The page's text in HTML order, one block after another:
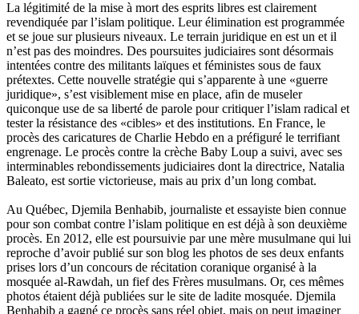
La légitimité de la mise à mort des esprits libres est clairement
revendiquée par l’islam politique. Leur élimination est programmée
et se joue sur plusieurs niveaux. Le terrain juridique en est un et il
n’est pas des moindres. Des poursuites judiciaires sont désormais
intentées contre des militants laïques et féministes sous de faux
prétextes. Cette nouvelle stratégie qui s’apparente à une «guerre
juridique», s’est visiblement mise en place, afin de museler
quiconque use de sa liberté de parole pour critiquer l’islam radical et
tester la résistance des «cibles» et des institutions. En France, le
procès des caricatures de Charlie Hebdo en a préfiguré le terrifiant
engrenage. Le procès contre la crèche Baby Loup a suivi, avec ses
interminables rebondissements judiciaires dont la directrice, Natalia
Baleato, est sortie victorieuse, mais au prix d’un long combat.
Au Québec, Djemila Benhabib, journaliste et essayiste bien connue
pour son combat contre l’islam politique en est déjà à son deuxième
procès. En 2012, elle est poursuivie par une mère musulmane qui lui
reproche d’avoir publié sur son blog les photos de ses deux enfants
prises lors d’un concours de récitation coranique organisé à la
mosquée al-Rawdah, un fief des Frères musulmans. Or, ces mêmes
photos étaient déjà publiées sur le site de ladite mosquée. Djemila
Benhabib a gagné ce procès sans réel objet, mais on peut imaginer